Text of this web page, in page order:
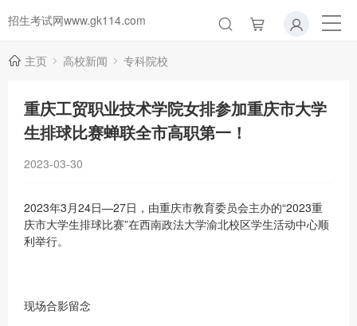
招生考试网www.gk114.com
主页 高校新闻 专科院校
重庆工贸职业技术学院女排参加重庆市大学
生排球比赛蝉联全市高职第一！
2023-03-30
2023年3月24日—27日，由重庆市教育委员会主办的“2023重
庆市大学生排球比赛”在西南政法大学渝北校区学生活动中心顺
利举行。
现场合影留念